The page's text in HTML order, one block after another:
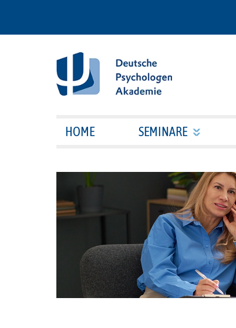
HOME SEMINARE